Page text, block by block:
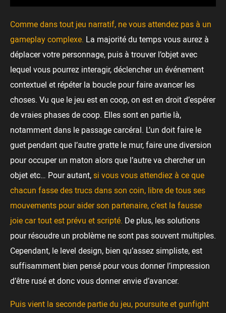
Comme dans tout jeu narratif, ne vous attendez pas à un
gameplay complexe. La majorité du temps vous aurez à
déplacer votre personnage, puis à trouver l’objet avec
lequel vous pourrez interagir, déclencher un événement
contextuel et répéter la boucle pour faire avancer les
choses. Vu que le jeu est en coop, on est en droit d’espérer
de vraies phases de coop. Elles sont en partie là,
notamment dans le passage carcéral. L’un doit faire le
guet pendant que l’autre gratte le mur, faire une diversion
pour occuper un maton alors que l’autre va chercher un
objet etc… Pour autant,si vous vous attendiez à ce que
chacun fasse des trucs dans son coin, libre de tous ses
mouvements pour aider son partenaire, c’est la fausse
joie car tout est prévu et scripté. De plus, les solutions
pour résoudre un problème ne sont pas souvent multiples.
Cependant, le level design, bien qu’assez simpliste, est
suffisamment bien pensé pour vous donner l’impression
d’être rusé et donc vous donner envie d’avancer.
Puis vient la seconde partie du jeu, poursuite et gunfight